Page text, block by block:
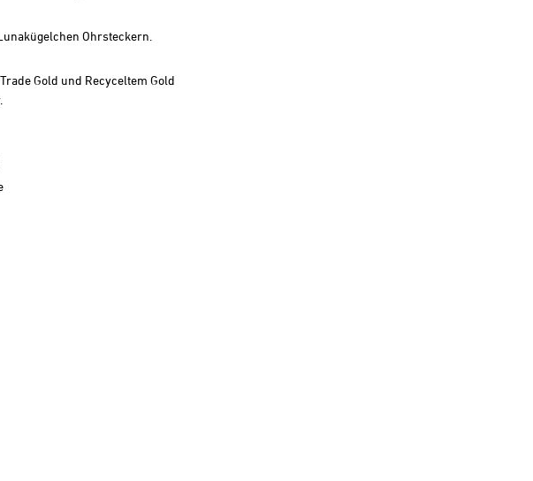
Ohrsteckern
Gold und Recyceltem Gold